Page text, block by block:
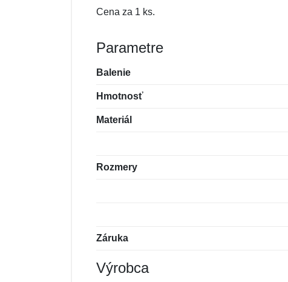
Cena za 1 ks.
Parametre
Balenie
Hmotnosť
Materiál
Rozmery
Záruka
Výrobca